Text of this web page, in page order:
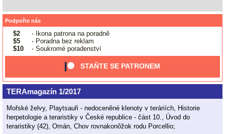
Podpořte nás
$2
- Ikona patrona na poradně
$5
- Poradna bez reklam
$10
- Soukromé poradenství
STAŇTE SE PATRONEM
TERAmagazín 1/2017
Mořské želvy, Playtsauři - nedoceněné klenoty v teráriích, Historie
herpetologie a teraristiky v České republice - část 10., Úvod do
teraristiky (42), Omán, Chov rovnakonôžok rodu Porcellio;